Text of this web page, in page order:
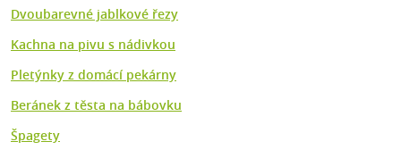
Dvoubarevné jablkové řezy
Kachna na pivu s nádivkou
Pletýnky z domácí pekárny
Beránek z těsta na bábovku
Špagety